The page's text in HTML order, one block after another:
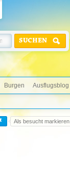
SUCHEN
Burgen Ausflugsblog
Als besucht markieren